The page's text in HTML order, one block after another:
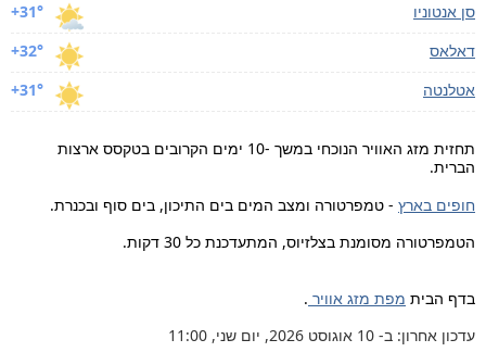
+31°
סן אנטוניו
+32°
דאלאס
+31°
אטלנטה
תחזית מזג האוויר הנוכחי במשך -10 ימים הקרובים בטקסס ארצות
הברית.
חופים בארץ - טמפרטורה ומצב המים בים התיכון, בים סוף ובכנרת.
הטמפרטורה מסומנת בצלזיוס, המתעדכנת כל 30 דקות.
בדף הבית מפת מזג אוויר .
עדכון אחרון: ב- 10 אוגוסט 2026, יום שני, 11:00